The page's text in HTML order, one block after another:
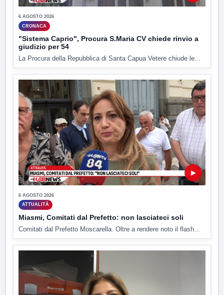
6 AGOSTO 2026
CRONACA
"Sistema Caprio", Procura S.Maria CV chiede rinvio a
giudizio per 54
La Procura della Repubblica di Santa Capua Vetere chiude le...
▶
6 AGOSTO 2026
ATTUALITÀ
Miasmi, Comitati dal Prefetto: non lasciateci soli
Comitati dal Prefetto Moscarella. Oltre a rendere noto il flash...